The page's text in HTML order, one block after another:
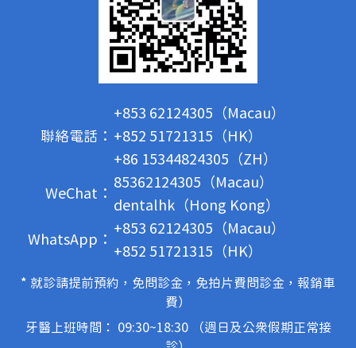
聯絡電話：
+853 62124305（Macau）
+852 51721315（HK）
+86 15344824305（ZH）
WeChat：
85362124305（Macau）
dentalhk（Hong Kong）
WhatsApp：
+853 62124305（Macau）
+852 51721315（HK）
* 就診請提前預約，免問診金，免拍片費問診金，報銷車
費）
牙醫上班時間： 09:30~18:30 （週日及公眾假期正常接